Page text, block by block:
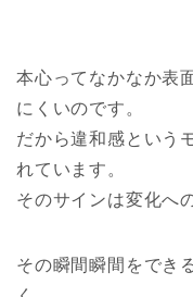
本心ってなかなか表
にくいのです。
だから違和感という
れています。
そのサインは変化へ
その瞬間瞬間をでき